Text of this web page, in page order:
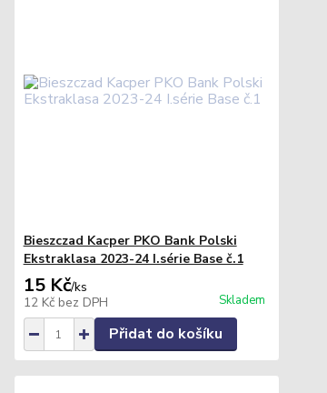
Bieszczad Kacper PKO Bank Polski
Ekstraklasa 2023-24 I.série Base č.1
15 Kč/ks
12 Kč bez DPH Skladem
Přidat do košíku